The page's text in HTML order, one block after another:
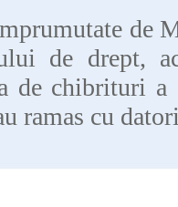
de
de drept,
de chibrituri
ramas cu